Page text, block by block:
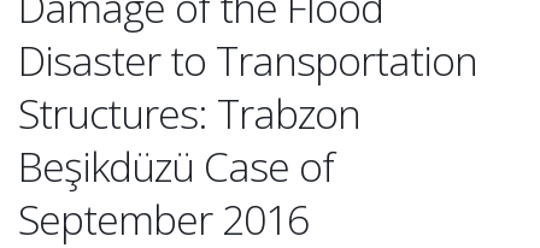
Disaster to Transportation
Structures: Trabzon
Beşikdüzü Case of
September 2016